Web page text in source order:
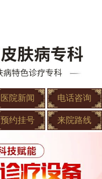
医院新闻 电话咨询
预约挂号 来院路线